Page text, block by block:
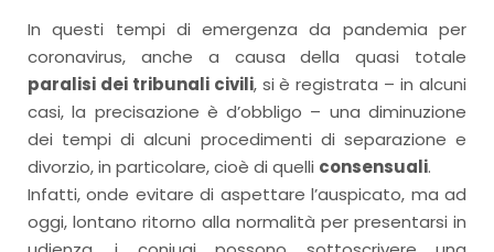
In questi tempi di emergenza da pandemia per
coronavirus, anche a causa della quasi totale
paralisi dei tribunali civili, si è registrata – in alcuni
casi, la precisazione è d’obbligo – una diminuzione
dei tempi di alcuni procedimenti di separazione e
divorzio, in particolare, cioè di quelli consensuali.
Infatti, onde evitare di aspettare l’auspicato, ma ad
oggi, lontano ritorno alla normalità per presentarsi in